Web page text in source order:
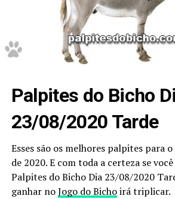
Palpites do Bicho
23/08/2020 Tarde
Esses são os melhores palpites para
de 2020. E com toda a certeza se
Palpites do Bicho Dia 23/08/2020
ganhar noJogo do Bichoirá triplicar.